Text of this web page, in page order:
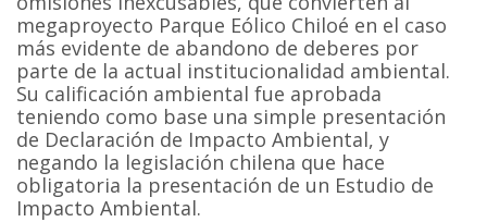
megaproyecto Parque Eólico Chiloé en el caso
más evidente de abandono de deberes por
parte de la actual institucionalidad ambiental.
Su calificación ambiental fue aprobada
teniendo como base una simple presentación
de Declaración de Impacto Ambiental, y
negando la legislación chilena que hace
obligatoria la presentación de un Estudio de
Impacto Ambiental.